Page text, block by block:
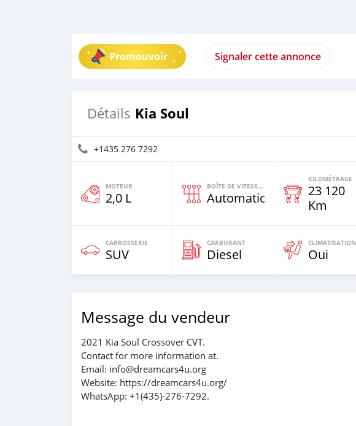
Promouvoir Signaler cette annonce
Détails Kia Soul
+1435 276 7292
MOTEUR
2,0 L
BOÎTE DE VITESSES
Automatique
KILOMÉTRAGE
23 120
Km
CARROSSERIE
SUV
CARBURANT
Diesel
CLIMATISATION
Oui
Message du vendeur
2021 Kia Soul Crossover CVT.
Contact for more information at.
Email: info@dreamcars4u.org
Website: https://dreamcars4u.org/
WhatsApp: +1(435)-276-7292.